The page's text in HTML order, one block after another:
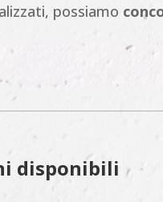
possiamo
disponibili